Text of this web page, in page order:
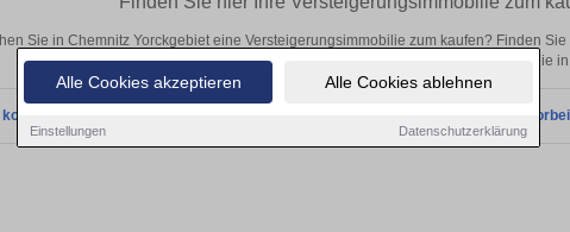
Alle Cookies akzeptieren Alle Cookies ablehnen
Einstellungen Datenschutzerklärung
Sie in Chemnitz Yorckgebiet eine Versteigerungsimmobilie zum kaufen? Finden
als Kapitalanlage oder zur Vermietung – hier finden Sie Ihre Immobilie
wir derzeit keine passenden Objekte finden. Schauen Sie bald wieder